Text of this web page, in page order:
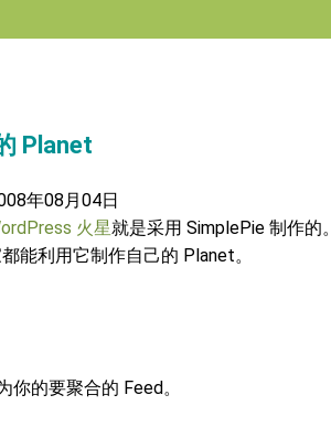
Planet
年08月04日
火星就是采用 SimplePie 制作的。
能利用它制作自己的 Planet。
你的要聚合的 Feed。